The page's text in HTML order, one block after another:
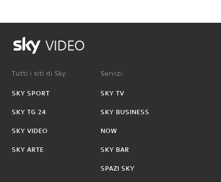
VIDEO
Tutti i siti di Sky:
SKY SPORT
SKY TG 24
SKY VIDEO
SKY ARTE
Servizi:
SKY TV
SKY BUSINESS
NOW
SKY BAR
SPAZI SKY